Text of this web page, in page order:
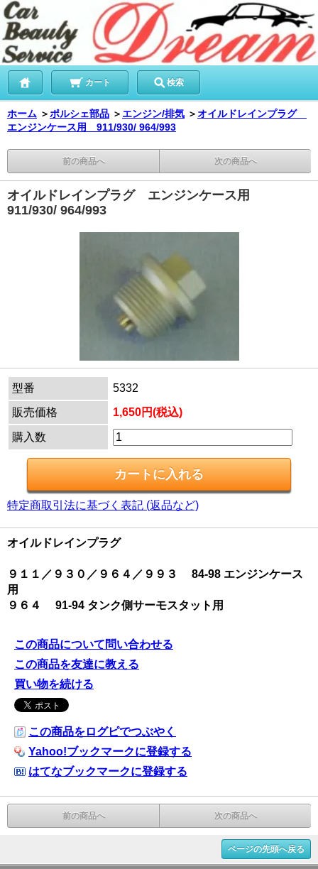
カート 検索
ホーム ＞ポルシェ部品 ＞ エンジン/排気 ＞オイルドレインプラグ
エンジンケース用 911/930/ 964/993
前の商品へ 次の商品へ
オイルドレインプラグ エンジンケース用
911/930/ 964/993
型番
5332
販売価格
1,650円(税込)
購入数
特定商取引法に基づく表記 (返品など)
オイルドレインプラグ
９１１／９３０／９６４／９９３ 84-98 エンジンケース
用
９６４ 91-94 タンク側サーモスタット用
この商品について問い合わせる
この商品を友達に教える
買い物を続ける
この商品をログピでつぶやく
Yahoo!ブックマークに登録する
はてなブックマークに登録する
前の商品へ 次の商品へ
ページの先頭へ戻る